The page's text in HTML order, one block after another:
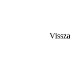
Vissza